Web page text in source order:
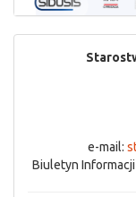
e-mail:
Biuletyn